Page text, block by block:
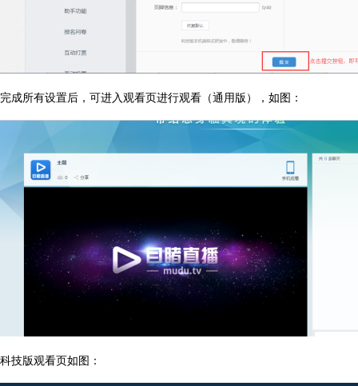
完成所有设置后，可进入观看页进行观看（通用版），如图：
科技版观看页如图：